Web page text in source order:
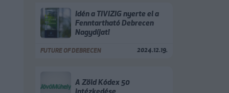
Idén a TIVIZIG nyerte el a
Fenntartható Debrecen
Nagydíjat!
FUTURE OF DEBRECEN 2024.12.19.
A Zöld Kódex 50